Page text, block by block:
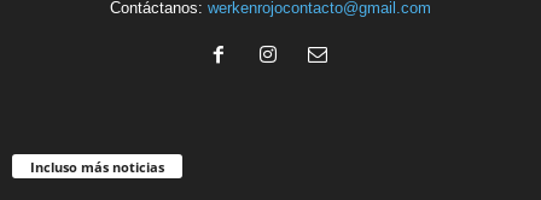
Contáctanos: werkenrojocontacto@gmail.com
Incluso más noticias